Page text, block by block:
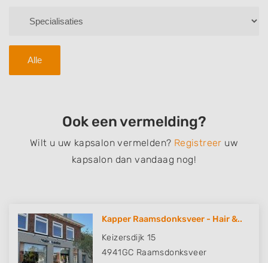
Alle
Ook een vermelding?
Wilt u uw kapsalon vermelden? Registreer uw
kapsalon dan vandaag nog!
Kapper Raamsdonksveer - Hair &..
Keizersdijk 15
4941GC Raamsdonksveer